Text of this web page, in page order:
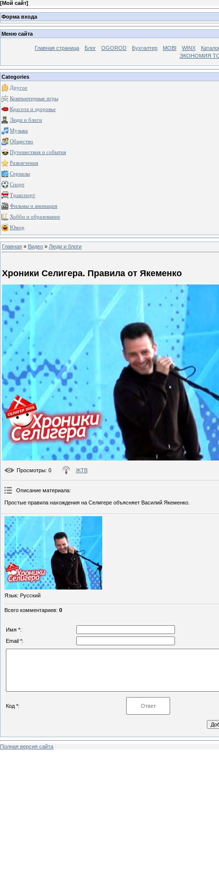
[Мой сайт]
Форма входа
Меню сайта
Главная страница Блог OGOROD Бухгалтер MOBI WINX
ЭКОНОМИЯ
Categories
Другое
Компьютерные игры
Красота и здоровье
Люди и блоги
Музыка
Общество
Путешествия и события
Развлечения
Сериалы
Спорт
Транспорт
Фильмы и анимация
Хобби и образование
Юмор
Главная » Видео » Люди и блоги
Хроники Селигера. Правила от Якеменко
Просмотры: 0 ЖТВ
Описание материала:
Простые правила нахождения на Селигере объясняет Василий Якеменко.
Язык: Русский
Всего комментариев: 0
Имя *:
Email *:
Код *:
Полная версия сайта